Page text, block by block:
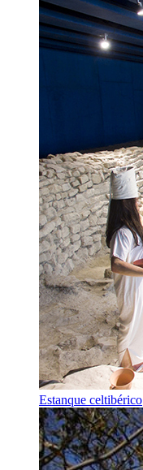
Estanque celtibérico